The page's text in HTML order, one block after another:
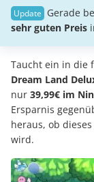
Gerade
sehr guten Preis
Taucht ein in die
Dream Land
nur 39,99€ im
Ersparnis
heraus, ob
wird.